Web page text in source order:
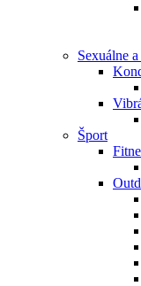
Sexuálne
Šport